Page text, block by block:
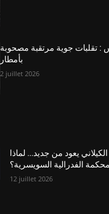
: تقلبات جوية مرتقبة مصحوبة
بأمطار
2 juillet 2026
يعود من جديد… لماذا
الفدرالية السويسرية؟
12 juillet 2026